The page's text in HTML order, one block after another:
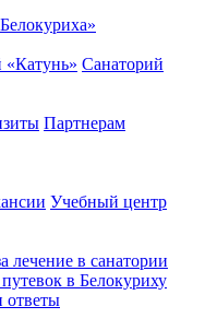
«Катунь» Санаторий
Партнерам
Учебный центр
лечение в санатории
в Белокуриху
ответы